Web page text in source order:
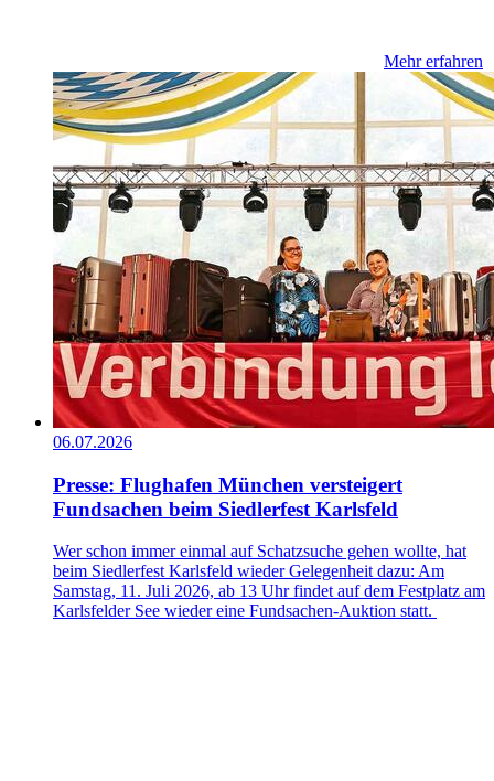
Mehr erfahren
06.07.2026
Presse: Flughafen München versteigert
Fundsachen beim Siedlerfest Karlsfeld
Wer schon immer einmal auf Schatzsuche gehen wollte, hat
beim Siedlerfest Karlsfeld wieder Gelegenheit dazu: Am
Samstag, 11. Juli 2026, ab 13 Uhr findet auf dem Festplatz am
Karlsfelder See wieder eine Fundsachen-Auktion statt.